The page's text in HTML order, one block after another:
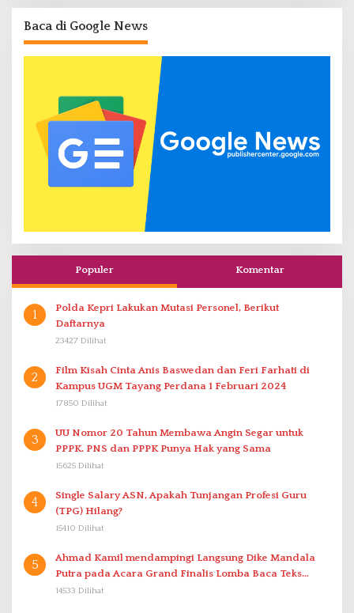
Baca di Google News
Populer Komentar
1
Polda Kepri Lakukan Mutasi Personel, Berikut
Daftarnya
23427 Dilihat
2
Film Kisah Cinta Anis Baswedan dan Feri Farhati di
Kampus UGM Tayang Perdana 1 Februari 2024
17850 Dilihat
3
UU Nomor 20 Tahun Membawa Angin Segar untuk
PPPK. PNS dan PPPK Punya Hak yang Sama
15625 Dilihat
4
Single Salary ASN, Apakah Tunjangan Profesi Guru
(TPG) Hilang?
15410 Dilihat
5
Ahmad Kamil mendampingi Langsung Dike Mandala
Putra pada Acara Grand Finalis Lomba Baca Teks
Proklamasi Mirip Bung Karno di Bali
14533 Dilihat